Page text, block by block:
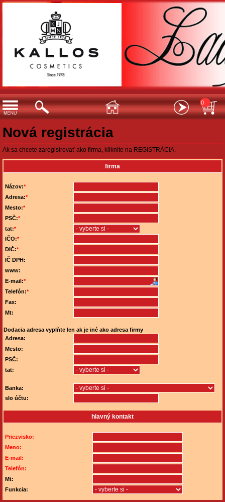
0
Nová registrácia
Ak sa chcete zaregistrovať ako firma, kliknite na REGISTRÁCIA.
firma
Názov:*
Adresa:*
Mesto:*
PSČ:*
tat:*
IČO:*
DIČ:*
IČ DPH:
www:
E-mail:*
Telefón:*
Fax:
Mt:
Dodacia adresa vyplňte len ak je iné ako adresa firmy
Adresa:
Mesto:
PSČ:
tat:
Banka:
slo účtu:
hlavný kontakt
Priezvisko:
Meno:
E-mail:
Telefón:
Mt:
Funkcia: